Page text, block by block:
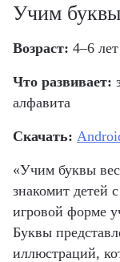
Учим
Возраст: 4–6 лет
Что развивает:
алфавита
Скачать:
«Учим буквы
знакомит детей
игровой форме
Буквы
иллюстраций,